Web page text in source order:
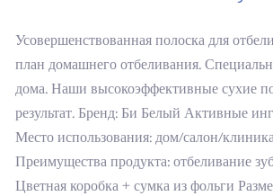
Усовершенствованная полоска для
план домашнего отбеливания.
дома. Наши высокоэффективные сухие
результат. Бренд: Би Белый Активные
Место использования: дом/салон/
Преимущества продукта: отбеливание
Цветная коробка + сумка из фольги